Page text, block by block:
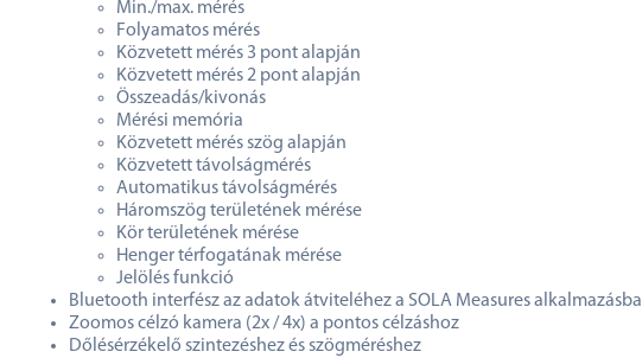
Min./max. mérés
Folyamatos mérés
Közvetett mérés 3 pont alapján
Közvetett mérés 2 pont alapján
Összeadás/kivonás
Mérési memória
Közvetett mérés szög alapján
Közvetett távolságmérés
Automatikus távolságmérés
Háromszög területének mérése
Kör területének mérése
Henger térfogatának mérése
Jelölés funkció
Bluetooth interfész az adatok átviteléhez a SOLA Measures alkalmazásba
Zoomos célzó kamera (2x / 4x) a pontos célzáshoz
Dőlésérzékelő szintezéshez és szögméréshez